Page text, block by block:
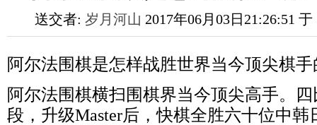
送交者: 岁月河山 2017年06月03日21:26:51
阿尔法围棋是怎样战胜世界当今顶尖棋手
阿尔法围棋横扫围棋界当今顶尖高手。
段，升级Master后，快棋全胜六十位中